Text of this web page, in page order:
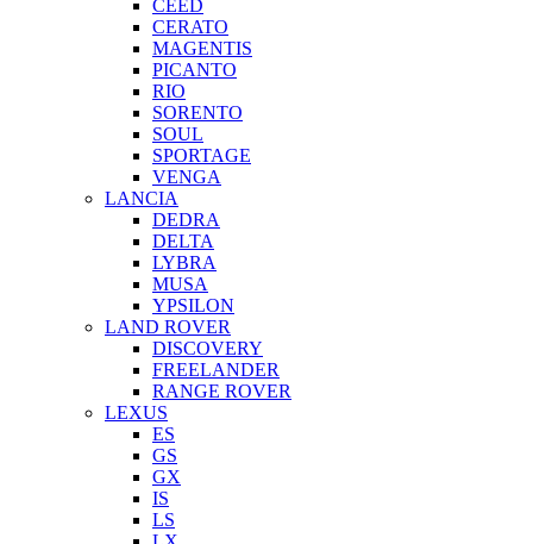
CEED
CERATO
MAGENTIS
PICANTO
RIO
SORENTO
SOUL
SPORTAGE
VENGA
LANCIA
DEDRA
DELTA
LYBRA
MUSA
YPSILON
LAND ROVER
DISCOVERY
FREELANDER
RANGE ROVER
LEXUS
ES
GS
GX
IS
LS